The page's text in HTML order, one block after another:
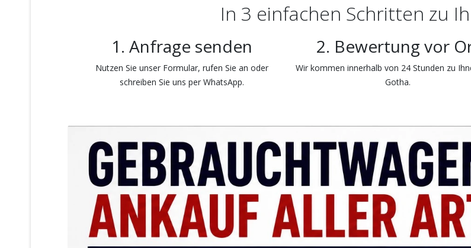
In 3 einfachen Schritten zu
1. Anfrage senden
Nutzen Sie unser Formular, rufen Sie an oder
schreiben Sie uns per WhatsApp.
2. Bewertung vor
Wir kommen innerhalb von 24 Stunden zu
Gotha.